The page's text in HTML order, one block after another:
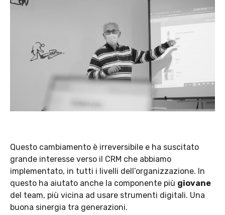
Questo cambiamento è irreversibile e ha suscitato
grande interesse verso il CRM che abbiamo
implementato, in tutti i livelli dell’organizzazione. In
questo ha aiutato anche la componente più giovane
del team, più vicina ad usare strumenti digitali. Una
buona sinergia tra generazioni.